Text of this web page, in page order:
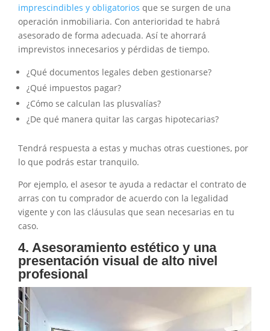
imprescindibles y obligatorios que se surgen de una
operación inmobiliaria. Con anterioridad te habrá
asesorado de forma adecuada. Así te ahorrará
imprevistos innecesarios y pérdidas de tiempo.
¿Qué documentos legales deben gestionarse?
¿Qué impuestos pagar?
¿Cómo se calculan las plusvalías?
¿De qué manera quitar las cargas hipotecarias?
Tendrá respuesta a estas y muchas otras cuestiones, por
lo que podrás estar tranquilo.
Por ejemplo, el asesor te ayuda a redactar el contrato de
arras con tu comprador de acuerdo con la legalidad
vigente y con las cláusulas que sean necesarias en tu
caso.
4. Asesoramiento estético y una
presentación visual de alto nivel
profesional